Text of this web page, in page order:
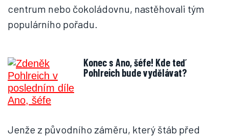
centrum nebo čokoládovnu, nastěhovali tým
populárního pořadu.
Konec s Ano, šéfe! Kde teď
Pohlreich bude vydělávat?
Jenže z původního záměru, který štáb před